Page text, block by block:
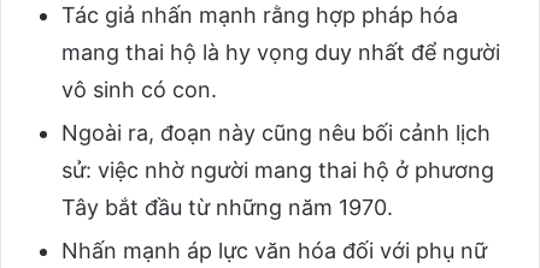
Tác giả nhấn mạnh rằng hợp pháp hóa
mang thai hộ là hy vọng duy nhất để người
vô sinh có con.
Ngoài ra, đoạn này cũng nêu bối cảnh lịch
sử: việc nhờ người mang thai hộ ở phương
Tây bắt đầu từ những năm 1970.
Nhấn mạnh áp lực văn hóa đối với phụ nữ